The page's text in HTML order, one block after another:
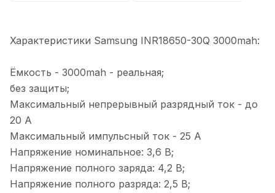
Характеристики Samsung INR18650-30Q 3000mah:
Ёмкость - 3000mah - реальная;
без защиты;
Максимальный непрерывный разрядный ток - до
20 А
Максимальный импульсный ток - 25 А
Напряжение номинальное: 3,6 В;
Напряжение полного заряда: 4,2 В;
Напряжение полного разряда: 2,5 В;